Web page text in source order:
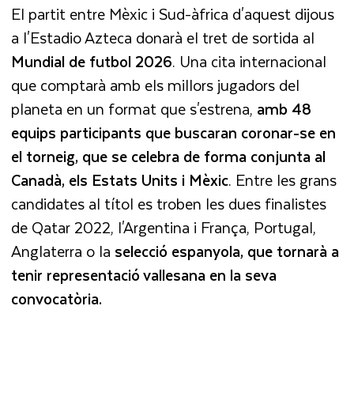
El partit entre Mèxic i Sud-àfrica d'aquest dijous
a l'Estadio Azteca donarà el tret de sortida al
Mundial de futbol 2026. Una cita internacional
que comptarà amb els millors jugadors del
planeta en un format que s'estrena, amb 48
equips participants que buscaran coronar-se en
el torneig, que se celebra de forma conjunta al
Canadà, els Estats Units i Mèxic. Entre les grans
candidates al títol es troben les dues finalistes
de Qatar 2022, l'Argentina i França, Portugal,
Anglaterra o la selecció espanyola, que tornarà a
tenir representació vallesana en la seva
convocatòria.